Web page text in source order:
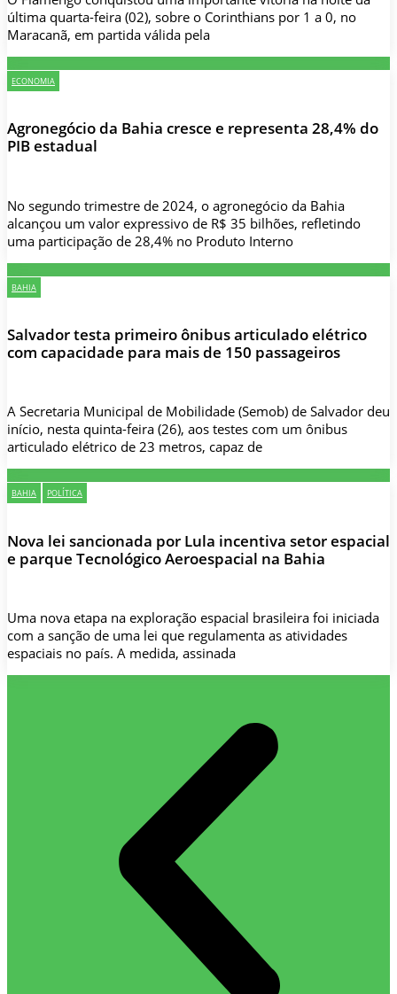
última quarta-feira (02), sobre o Corinthians por 1 a 0, no
Maracanã, em partida válida pela
ECONOMIA
Agronegócio da Bahia cresce e representa 28,4% do
PIB estadual
No segundo trimestre de 2024, o agronegócio da Bahia
alcançou um valor expressivo de R$ 35 bilhões, refletindo
uma participação de 28,4% no Produto Interno
BAHIA
Salvador testa primeiro ônibus articulado elétrico
com capacidade para mais de 150 passageiros
A Secretaria Municipal de Mobilidade (Semob) de Salvador deu
início, nesta quinta-feira (26), aos testes com um ônibus
articulado elétrico de 23 metros, capaz de
BAHIA POLÍTICA
Nova lei sancionada por Lula incentiva setor espacial
e parque Tecnológico Aeroespacial na Bahia
Uma nova etapa na exploração espacial brasileira foi iniciada
com a sanção de uma lei que regulamenta as atividades
espaciais no país. A medida, assinada